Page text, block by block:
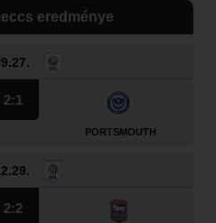
eredménye
2:1
PORTSMOUTH
2:2